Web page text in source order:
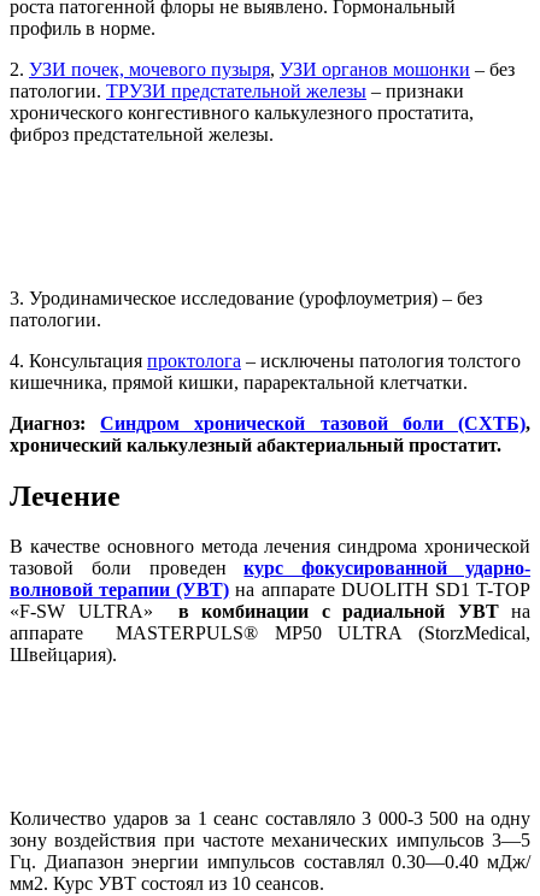
роста патогенной флоры не выявлено. Гормональный
профиль в норме.
2. УЗИ почек, мочевого пузыря, УЗИ органов мошонки – без
патологии. ТРУЗИ предстательной железы – признаки
хронического конгестивного калькулезного простатита,
фиброз предстательной железы.
3. Уродинамическое исследование (урофлоуметрия) – без
патологии.
4. Консультация проктолога – исключены патология толстого
кишечника, прямой кишки, параректальной клетчатки.
Диагноз:Синдром хронической тазовой боли (СХТБ),
хронический калькулезный абактериальный простатит.
Лечение
В качестве основного метода лечения синдрома хронической
тазовой боли проведенкурс фокусированной ударно-
волновой терапии (УВТ) на аппарате DUOLITH SD1 T-TOP
«F-SW ULTRA»
в комбинации с радиальной УВТна
аппарате MASTERPULS® MP50 ULTRA (StorzMedical,
Швейцария).
Количество ударов за 1 сеанс составляло 3 000-3 500 на одну
зону воздействия при частоте механических импульсов 3—5
Гц. Диапазон энергии импульсов составлял 0.30—0.40 мДж/
мм2. Курс УВТ состоял из 10 сеансов.